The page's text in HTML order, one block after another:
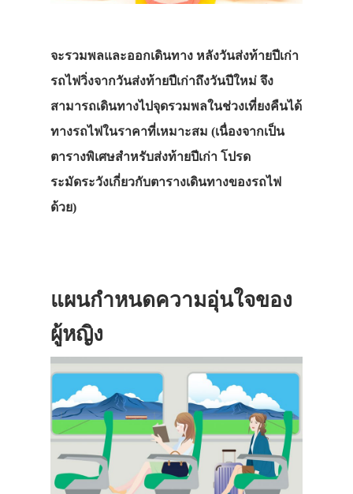
จะรวมพลและออกเดินทาง หลังวันส่งท้ายปีเก่า
รถไฟวิ่งจากวันส่งท้ายปีเก่าถึงวันปีใหม่ จึง
สามารถเดินทางไปจุดรวมพลในช่วงเที่ยงคืนได้
ทางรถไฟในราคาที่เหมาะสม (เนื่องจากเป็น
ตารางพิเศษสำหรับส่งท้ายปีเก่า โปรด
ระมัดระวังเกี่ยวกับตารางเดินทางของรถไฟ
ด้วย)
แผนกำหนดความอุ่นใจของ
ผู้หญิง
เที่ยวญี่ปุ่นด้ว
เอง
รถบัส
เดินทาง
ทัวร์